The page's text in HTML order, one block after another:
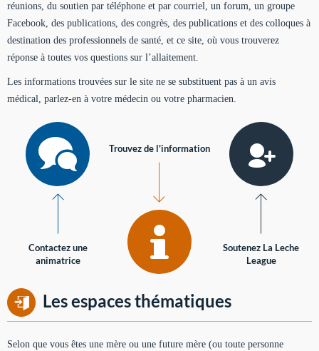
réunions, du soutien par téléphone et par courriel, un forum, un groupe
Facebook, des publications, des congrès, des publications et des colloques à
destination des professionnels de santé, et ce site, où vous trouverez
réponse à toutes vos questions sur l’allaitement.
Les informations trouvées sur le site ne se substituent pas à un avis
médical, parlez-en à votre médecin ou votre pharmacien.
Contactez une
animatrice
Trouvez de l'information
Soutenez La Leche
League
Les espaces thématiques
Selon que vous êtes une mère ou une future mère (ou toute personne